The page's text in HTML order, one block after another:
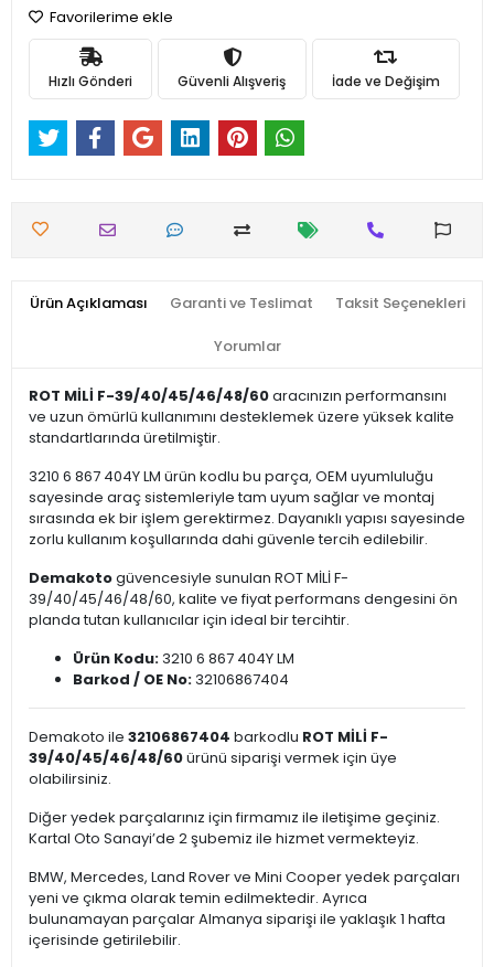
Favorilerime ekle
Hızlı Gönderi Güvenli Alışveriş İade ve Değişim
Ürün Açıklaması Garanti ve Teslimat Taksit Seçenekleri
Yorumlar
ROT MİLİ F-39/40/45/46/48/60aracınızın performansını
ve uzun ömürlü kullanımını desteklemek üzere yüksek kalite
standartlarında üretilmiştir.
3210 6 867 404Y LM ürün kodlu bu parça, OEM uyumluluğu
sayesinde araç sistemleriyle tam uyum sağlar ve montaj
sırasında ek bir işlem gerektirmez. Dayanıklı yapısı sayesinde
zorlu kullanım koşullarında dahi güvenle tercih edilebilir.
Demakotogüvencesiyle sunulan ROT MİLİ F-
39/40/45/46/48/60, kalite ve fiyat performans dengesini ön
planda tutan kullanıcılar için ideal bir tercihtir.
Ürün Kodu:3210 6 867 404Y LM
Barkod / OE No:32106867404
Demakoto ile 32106867404 barkodlu ROT MİLİ F-
39/40/45/46/48/60ürünü siparişi vermek için üye
olabilirsiniz.
Diğer yedek parçalarınız için firmamız ile iletişime geçiniz.
Kartal Oto Sanayi’de 2 şubemiz ile hizmet vermekteyiz.
BMW, Mercedes, Land Rover ve Mini Cooper yedek parçaları
yeni ve çıkma olarak temin edilmektedir. Ayrıca
bulunamayan parçalar Almanya siparişi ile yaklaşık 1 hafta
içerisinde getirilebilir.